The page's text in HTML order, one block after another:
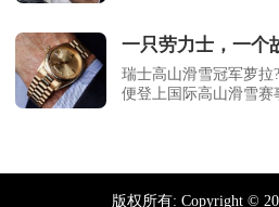
一只劳力士，一个
瑞士高山滑雪冠军萝拉
便登上国际高山滑雪赛
版权所有: Copyright ©